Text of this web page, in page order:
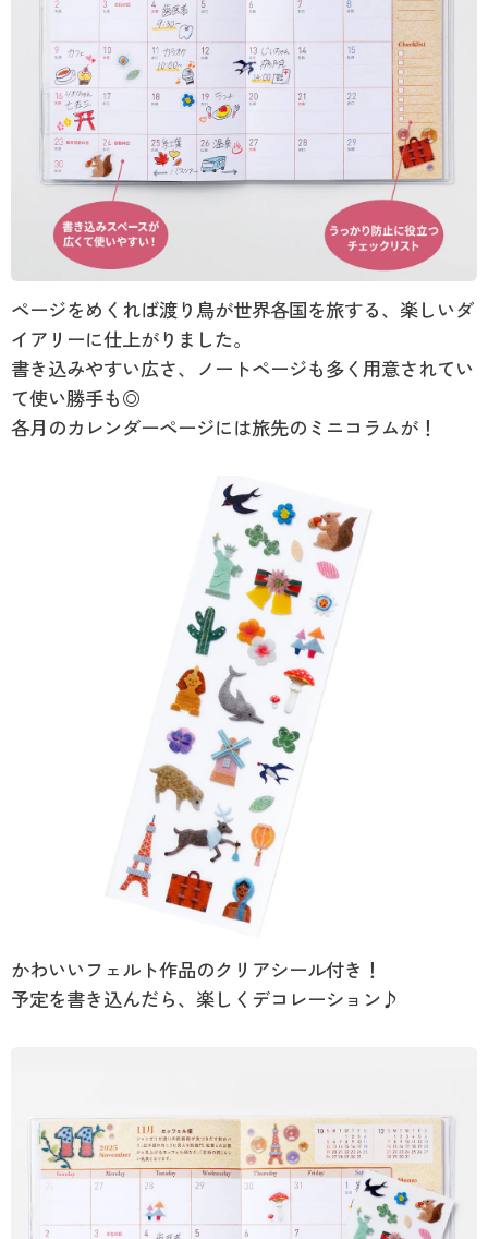
ページをめくれば渡り鳥が世界各国を旅する、楽しいダ
イアリーに仕上がりました。
書き込みやすい広さ、ノートページも多く用意されてい
て使い勝手も◎
各月のカレンダーページには旅先のミニコラムが！
かわいいフェルト作品のクリアシール付き！
予定を書き込んだら、楽しくデコレーション♪